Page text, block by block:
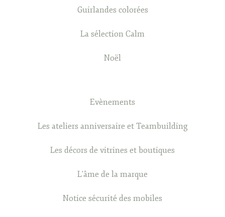
Guirlandes colorées
La sélection Calm
Noël
Evènements
Les ateliers anniversaire et Teambuilding
Les décors de vitrines et boutiques
L'âme de la marque
Notice sécurité des mobiles